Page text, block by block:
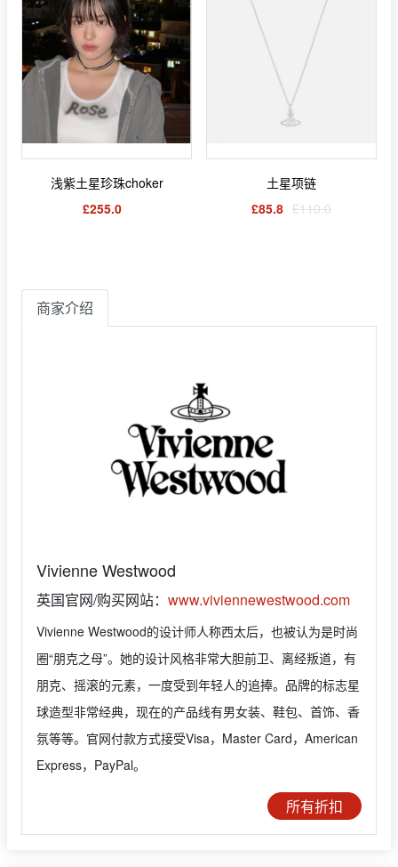
浅紫土星珍珠choker
£255.0
土星项链
£85.8 £110.0
商家介绍
Vivienne Westwood
英国官网/购买网站： www.viviennewestwood.com
Vivienne Westwood的设计师人称西太后，也被认为是时尚
圈“朋克之母”。她的设计风格非常大胆前卫、离经叛道，有
朋克、摇滚的元素，一度受到年轻人的追捧。品牌的标志星
球造型非常经典，现在的产品线有男女装、鞋包、首饰、香
氛等等。官网付款方式接受Visa，Master Card，American
Express，PayPal。
所有折扣